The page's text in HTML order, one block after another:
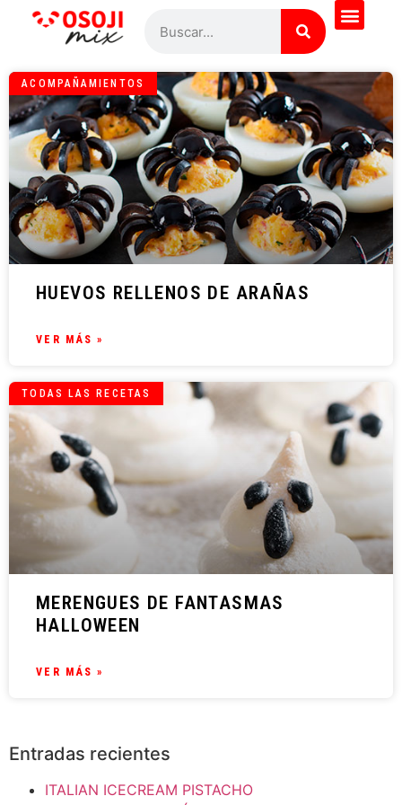
ACOMPAÑAMIENTOS
HUEVOS RELLENOS DE ARAÑAS
VER MÁS »
TODAS LAS RECETAS
MERENGUES DE FANTASMAS
HALLOWEEN
VER MÁS »
Entradas recientes
ITALIAN ICECREAM PISTACHO